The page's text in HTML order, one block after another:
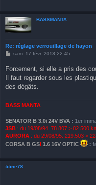
BASSMANTA
Re: réglage verrouillage de hayon
M
s
a
e
sam. 17 févr. 2018 22:45
Forcement, si elle a pris des
Il faut regarder sous les
des dégâts.
BASS MANTA
SENATOR B 3.0i 24V BVA : 1er
3SB : du 19/08/94. 78.807 > 82.500
AURORA : du 29/08/95. 219.503 >
CORSA B GSI 1.6 16V OPTIC :
titine78